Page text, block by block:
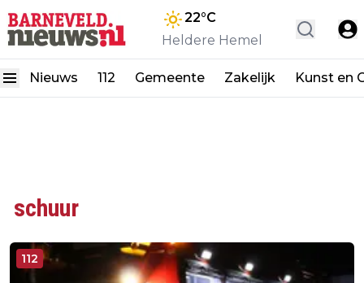
22°C
Heldere Hemel
Nieuws 112 Gemeente Zakelijk Kunst en
schuur
112